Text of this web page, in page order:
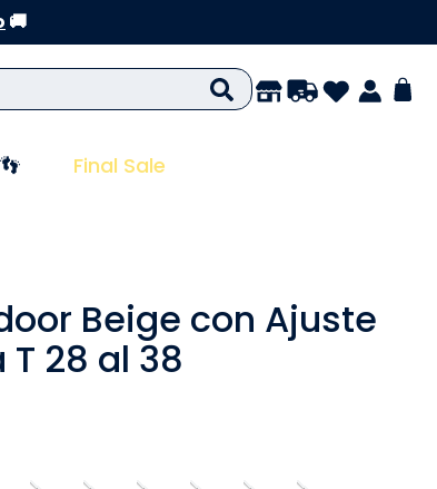
🚚
Final Sale
Beige con Ajuste
28 al 38